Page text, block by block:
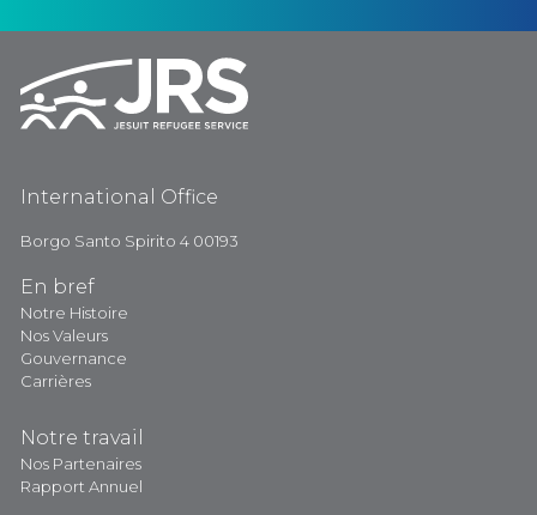
International Office
Borgo Santo Spirito 4 00193
En bref
Notre Histoire
Nos Valeurs
Gouvernance
Carrières
Notre travail
Nos Partenaires
Rapport Annuel